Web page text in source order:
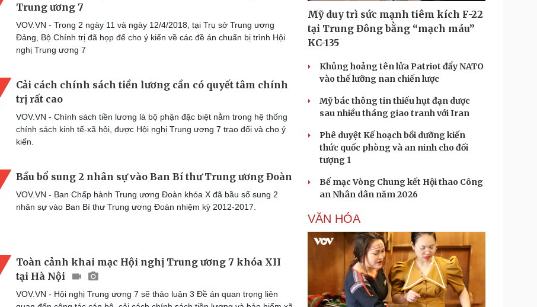
Trung ương 7
VOV.VN - Trong 2 ngày 11 và ngày 12/4/2018, tại Trụ sở Trung ương
Đảng, Bộ Chính trị đã họp để cho ý kiến về các đề án chuẩn bị trình Hội
nghị Trung ương 7
Cải cách chính sách tiền lương cần có quyết tâm chính
trị rất cao
VOV.VN - Chính sách tiền lương là bộ phận đặc biệt nằm trong hệ thống
chính sách kinh tế-xã hội, được Hội nghị Trung ương 7 trao đổi và cho ý
kiến.
Bầu bổ sung 2 nhân sự vào Ban Bí thư Trung ương Đoàn
VOV.VN - Ban Chấp hành Trung ương Đoàn khóa X đã bầu sổ sung 2
nhân sự vào Ban Bí thư Trung ương Đoàn nhiệm kỳ 2012-2017.
Toàn cảnh khai mạc Hội nghị Trung ương 7 khóa XII
tại Hà Nội
VOV.VN - Hội nghị Trung ương 7 sẽ thảo luận 3 Đề án quan trọng liên
Mỹ duy trì sức mạnh tiêm kích F-22
tại Trung Đông bằng “mạch máu”
KC-135
Khủng hoảng tên lửa Patriot đẩy NATO
vào thế lưỡng nan chiến lược
Mỹ bác thông tin thiếu hụt đạn dược
sau nhiều tháng giao tranh với Iran
Phê duyệt Kế hoạch bồi dưỡng kiến
thức quốc phòng và an ninh cho đối
tượng 1
Bế mạc Vòng Chung kết Hội thao Công
an Nhân dân năm 2026
VĂN HÓA